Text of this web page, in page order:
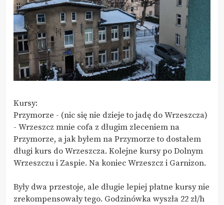
Kursy:
Przymorze - (nic się nie dzieje to jadę do Wrzeszcza)
- Wrzeszcz mnie cofa z długim zleceniem na
Przymorze, a jak byłem na Przymorze to dostałem
długi kurs do Wrzeszcza. Kolejne kursy po Dolnym
Wrzeszczu i Zaspie. Na koniec Wrzeszcz i Garnizon.
Były dwa przestoje, ale długie lepiej płatne kursy nie
zrekompensowały tego. Godzinówka wyszła 22 zł/h